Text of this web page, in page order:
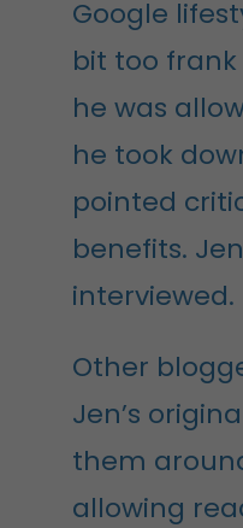
Google
bit too frank
he was
he took
pointed
benefits.
interviewed.
Other
Jen’s
them
allowing